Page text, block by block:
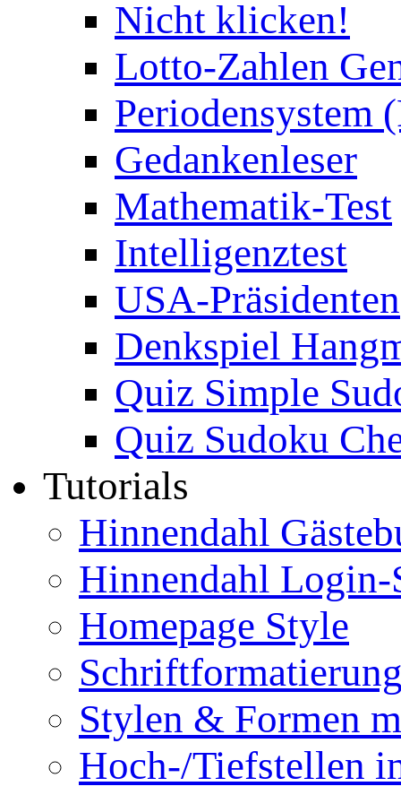
Nicht klicken!
Lotto-Zahlen
Periodensystem
Gedankenleser
Mathematik-Test
Intelligenztest
USA-Präsidenten
Denkspiel
Quiz Simple
Quiz Sudoku
Tutorials
Hinnendahl
Hinnendahl Login-
Homepage Style
Stylen & Formen
Hoch-/Tiefstellen